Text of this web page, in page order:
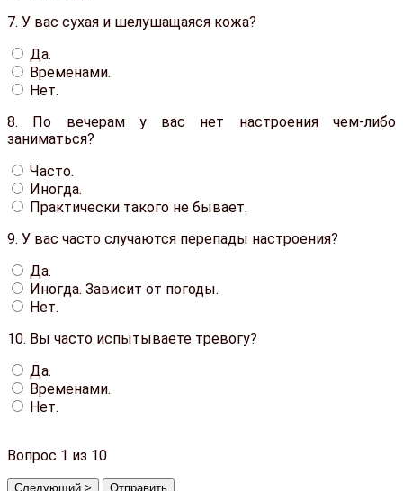
7. У вас сухая и шелушащаяся кожа?
Да.
Временами.
Нет.
8. По вечерам у вас нет настроения чем-либо
заниматься?
Часто.
Иногда.
Практически такого не бывает.
9. У вас часто случаются перепады настроения?
Да.
Иногда. Зависит от погоды.
Нет.
10. Вы часто испытываете тревогу?
Да.
Временами.
Нет.
Вопрос 1 из 10